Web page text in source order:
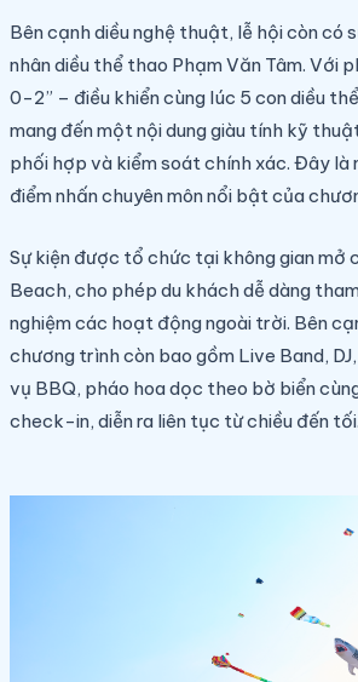
Bên cạnh diều nghệ thuật, lễ hội còn có
nhân diều thể thao Phạm Văn Tâm. Với
0-2” – điều khiển cùng lúc 5 con diều
mang đến một nội dung giàu tính kỹ
phối hợp và kiểm soát chính xác. Đây là
điểm nhấn chuyên môn nổi bật của
Sự kiện được tổ chức tại không gian mở
Beach, cho phép du khách dễ dàng
nghiệm các hoạt động ngoài trời. Bên
chương trình còn bao gồm Live Band,
vụ BBQ, pháo hoa dọc theo bờ biển
check-in, diễn ra liên tục từ chiều đến tối.